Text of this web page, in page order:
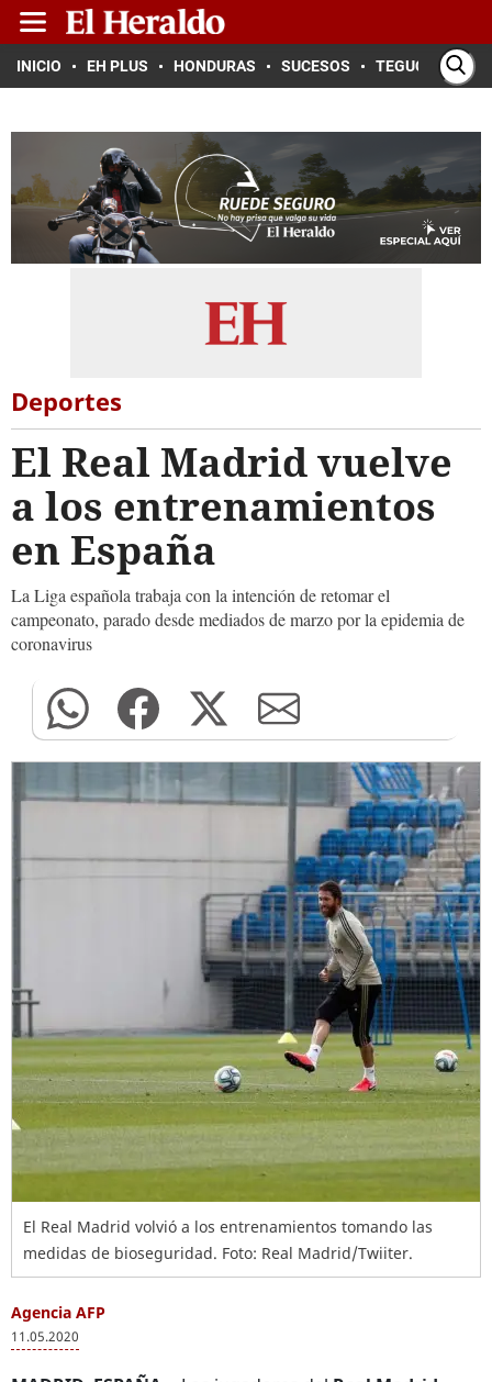
INICIO EH PLUS HONDURAS SUCESOS TEGUCIGALPA
Deportes
El Real Madrid vuelve
a los entrenamientos
en España
La Liga española trabaja con la intención de retomar el
campeonato, parado desde mediados de marzo por la epidemia de
coronavirus
El Real Madrid volvió a los entrenamientos tomando las
medidas de bioseguridad. Foto: Real Madrid/Twiiter.
Agencia AFP
11.05.2020